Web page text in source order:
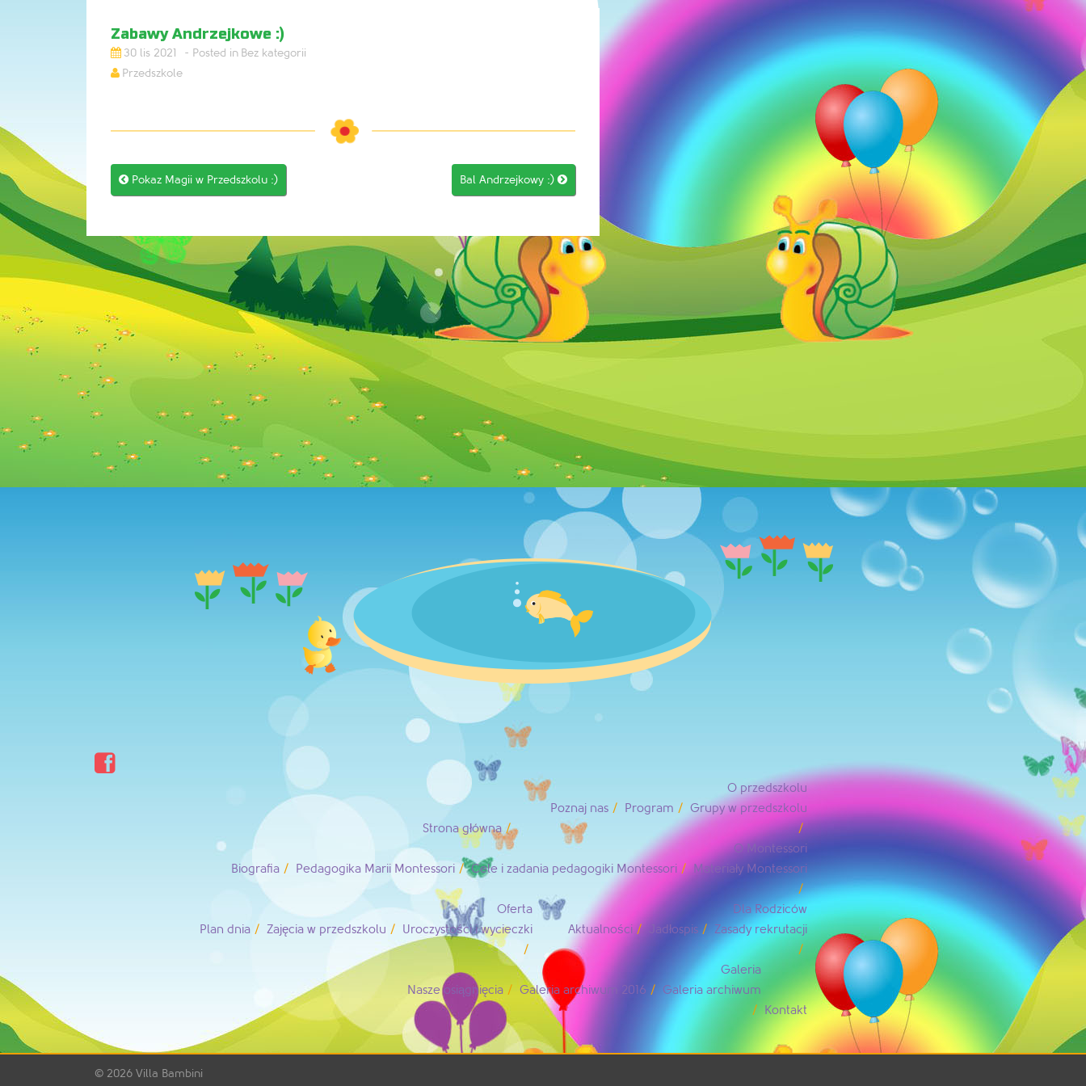
Zabawy Andrzejkowe :)
30 lis 2021
Bez kategorii
Przedszkole
Post
 Pokaz Magii w Przedszkolu :) Bal Andrzejkowy :) 

Strona główna
O przedszkolu
Poznaj nas
Program Grupy w przedszkolu
O Montessori
Biografia
Pedagogika Marii Montessori Cele i zadania pedagogiki Montessori Materiały Montessori
Oferta
Plan dnia
Zajęcia w przedszkolu Uroczystości i wycieczki
Dla Rodziców
Aktualności
Jadłospis Zasady rekrutacji
Galeria
Nasze osiągnięcia
Galeria archiwum 2016
Galeria archiwum
Kontakt
© 2026 Villa Bambini